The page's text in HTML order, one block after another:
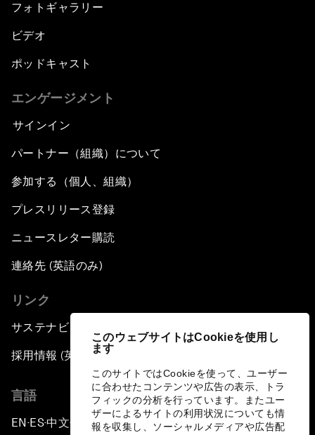
このウェブサイトはCookieを使用し
ます
このサイトではCookieを使って、ユーザー
に合わせたコンテンツや広告の表示、トラ
フィックの分析を行っています。またユー
ザーによるサイトの利用状況についても情
報を収集し、ソーシャルメディアや広告配
フォトギャラリー
ビデオ
ポッドキャスト
エンゲージメント
サインイン
パートナー（組織）について
参加する（個人、組織）
プレスリリース登録
ニュースレター購読
連絡先 (英語のみ)
リンク
サステナビリティへの取り組み
採用情報 (英語のみ)
言語
EN ▪ ES▪中文▪ 日本語